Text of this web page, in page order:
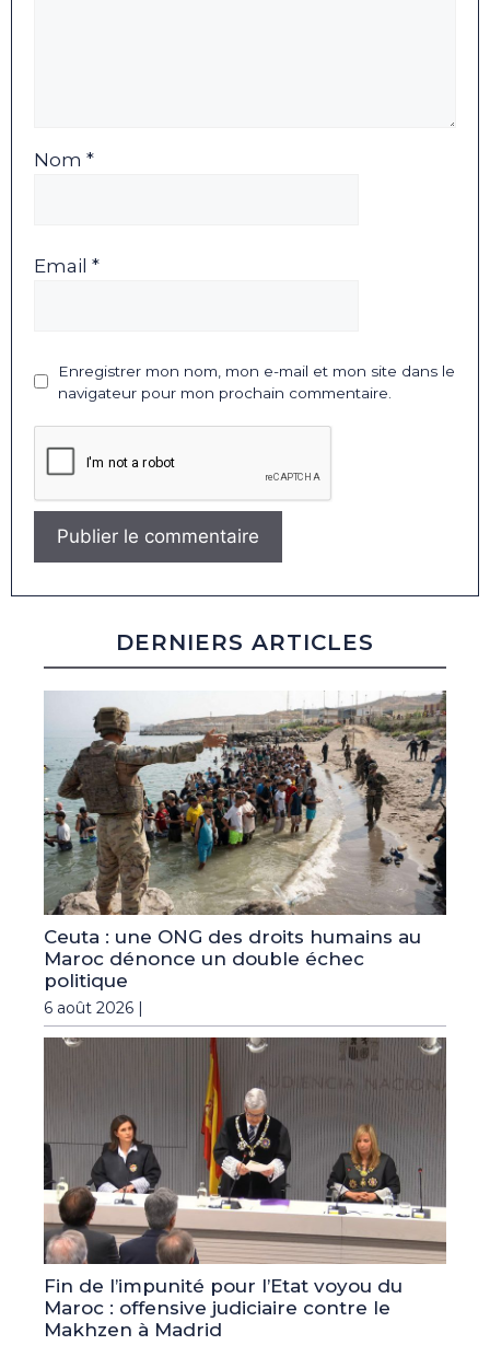
Nom *
Email *
Enregistrer mon nom, mon e-mail et mon site dans le
navigateur pour mon prochain commentaire.
DERNIERS ARTICLES
Ceuta : une ONG des droits humains au
Maroc dénonce un double échec
politique
6 août 2026 |
Fin de l’impunité pour l’Etat voyou du
Maroc : offensive judiciaire contre le
Makhzen à Madrid